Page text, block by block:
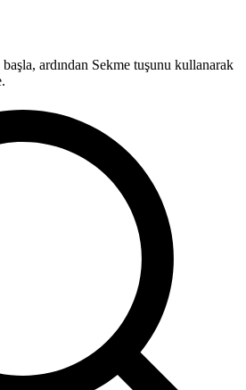
ardından Sekme tuşunu kullanarak